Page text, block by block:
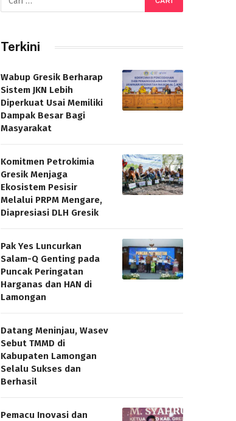
Terkini
Wabup Gresik Berharap
Sistem JKN Lebih
Diperkuat Usai Memiliki
Dampak Besar Bagi
Masyarakat
Komitmen Petrokimia
Gresik Menjaga
Ekosistem Pesisir
Melalui PRPM Mengare,
Diapresiasi DLH Gresik
Pak Yes Luncurkan
Salam-Q Genting pada
Puncak Peringatan
Harganas dan HAN di
Lamongan
Datang Meninjau, Wasev
Sebut TMMD di
Kabupaten Lamongan
Selalu Sukses dan
Berhasil
Pemacu Inovasi dan